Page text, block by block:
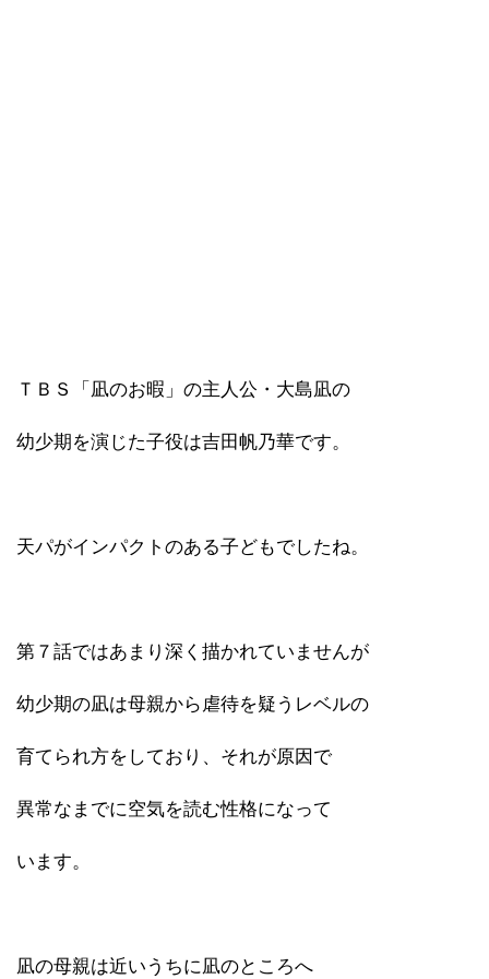
ＴＢＳ「凪のお暇」の主人公・大島凪の
幼少期を演じた子役は吉田帆乃華です。
天パがインパクトのある子どもでしたね。
第７話ではあまり深く描かれていませんが
幼少期の凪は母親から虐待を疑うレベルの
育てられ方をしており、それが原因で
異常なまでに空気を読む性格になって
います。
凪の母親は近いうちに凪のところへ